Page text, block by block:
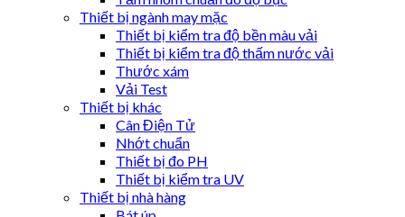
Thiết bị ngành may mặc
Thiết bị kiểm tra độ bền màu vải
Thiết bị kiểm tra độ thấm nước vải
Thước xám
Vải Test
Thiết bị khác
Cân Điện Tử
Nhớt chuẩn
Thiết bị đo PH
Thiết bị kiểm tra UV
Thiết bị nhà hàng